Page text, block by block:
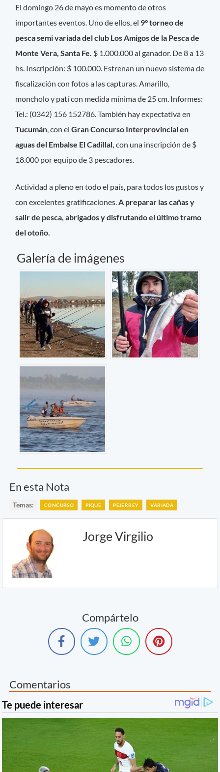
El domingo 26 de mayo es momento de otros
importantes eventos. Uno de ellos, el 9° torneo de
pesca semi variada del club Los Amigos de la Pesca de
Monte Vera, Santa Fe. $ 1.000.000 al ganador. De 8 a 13
hs. Inscripción: $ 100.000. Estrenan un nuevo sistema de
fiscalización con fotos a las capturas. Amarillo,
moncholo y patí con medida mínima de 25 cm. Informes:
Tel.: (0342) 156 152786. También hay expectativa en
Tucumán, con elGran Concurso Interprovincial en
aguas del Embalse El Cadillal, con una inscripción de $
18.000 por equipo de 3 pescadores.
Actividad a pleno en todo el país, para todos los gustos y
con excelentes gratificaciones.A preparar las cañas y
salir de pesca, abrigados y disfrutando el último tramo
del otoño.
Galería de imágenes
En esta Nota
Temas: CONCURSO PIQUE PEJERREY VARIADA
Jorge Virgilio
Compártelo
Comentarios